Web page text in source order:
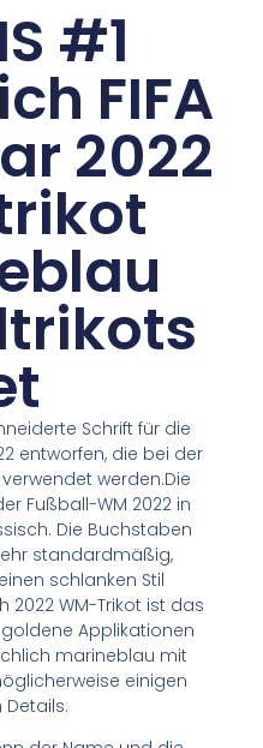
#1
FIFA
2022
Schrift für die
entworfen, die bei der
werden.Die
Fußball-WM 2022 in
Die Buchstaben
standardmäßig,
schlanken Stil
2022 WM-Trikot ist das
Applikationen
marineblau mit
einigen